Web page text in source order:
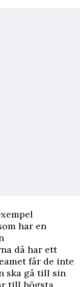
har en
då har ett
får de inte
ska gå till sin